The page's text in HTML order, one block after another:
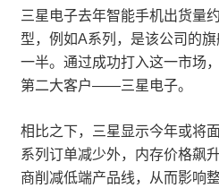
三星电子去年智能手机出货量
型，例如A系列，是该公司的
一半。通过成功打入这一市场
第二大客户——三星电子。
相比之下，三星显示今年或将
系列订单减少外，内存价格飙
商削减低端产品线，从而影响